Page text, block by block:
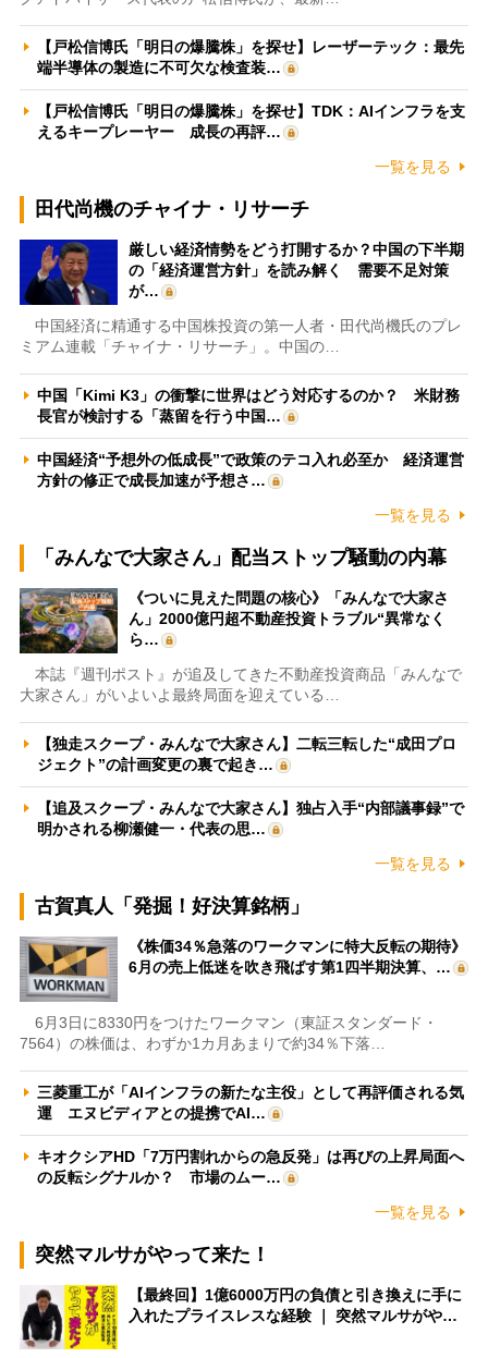
【戸松信博氏「明日の爆騰株」を探せ】レーザーテック：最先
端半導体の製造に不可欠な検査装…
【戸松信博氏「明日の爆騰株」を探せ】TDK：AIインフラを支
えるキープレーヤー 成長の再評…
一覧を見る
田代尚機のチャイナ・リサーチ
厳しい経済情勢をどう打開するか？中国の下半期
の「経済運営方針」を読み解く 需要不足対策
が…
中国経済に精通する中国株投資の第一人者・田代尚機氏のプレ
ミアム連載「チャイナ・リサーチ」。中国の…
中国「Kimi K3」の衝撃に世界はどう対応するのか？ 米財務
長官が検討する「蒸留を行う中国…
中国経済“予想外の低成長”で政策のテコ入れ必至か 経済運営
方針の修正で成長加速が予想さ…
一覧を見る
「みんなで大家さん」配当ストップ騒動の内幕
《ついに見えた問題の核心》「みんなで大家さ
ん」2000億円超不動産投資トラブル“異常なく
ら…
本誌『週刊ポスト』が追及してきた不動産投資商品「みんなで
大家さん」がいよいよ最終局面を迎えている…
【独走スクープ・みんなで大家さん】二転三転した“成田プロ
ジェクト”の計画変更の裏で起き…
【追及スクープ・みんなで大家さん】独占入手“内部議事録”で
明かされる柳瀬健一・代表の思…
一覧を見る
古賀真人「発掘！好決算銘柄」
《株価34％急落のワークマンに特大反転の期待》
6月の売上低迷を吹き飛ばす第1四半期決算、…
6月3日に8330円をつけたワークマン（東証スタンダード・
7564）の株価は、わずか1カ月あまりで約34％下落…
三菱重工が「AIインフラの新たな主役」として再評価される気
運 エヌビディアとの提携でAI…
キオクシアHD「7万円割れからの急反発」は再びの上昇局面へ
の反転シグナルか？ 市場のムー…
一覧を見る
突然マルサがやって来た！
【最終回】1億6000万円の負債と引き換えに手に
入れたプライスレスな経験 ｜ 突然マルサがや…